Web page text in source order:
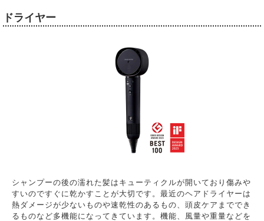
ドライヤー
シャンプーの後の濡れた髪はキューティクルが開いており傷みや
すいのですぐに乾かすことが大切です。最近のヘアドライヤーは
熱ダメージが少ないものや速乾性のあるもの、頭皮ケアまででき
るものなど多機能になってきています。機能、風量や重量などを